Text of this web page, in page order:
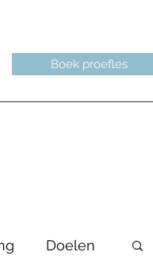
Boek proefles
Doelen